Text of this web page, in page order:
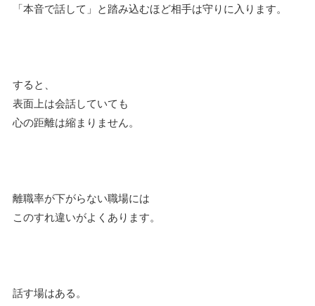
「本音で話して」と踏み込むほど相手は守りに入ります。
すると、
表面上は会話していても
心の距離は縮まりません。
離職率が下がらない職場には
このすれ違いがよくあります。
話す場はある。